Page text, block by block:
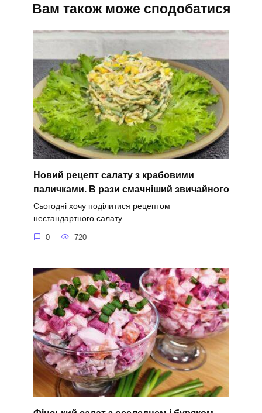
Вам також може сподобатися
Новий рецепт салату з крабовими
паличками. В рази смачніший звичайного
Сьогодні хочу поділитися рецептом
нестандартного салату
0 720